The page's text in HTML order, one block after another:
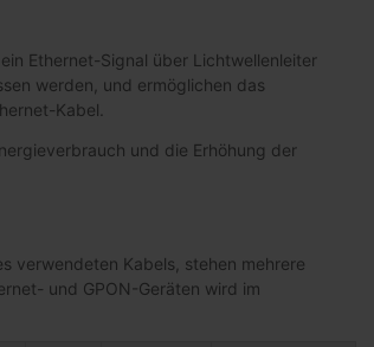
Ethernet-Signal über Lichtwellenleiter
werden, und ermöglichen das
Kabel.
und die Erhöhung der
verwendeten Kabels, stehen mehrere
und GPON-Geräten wird im